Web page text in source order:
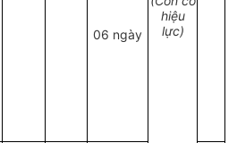
hiệu
lực)
06 ngày